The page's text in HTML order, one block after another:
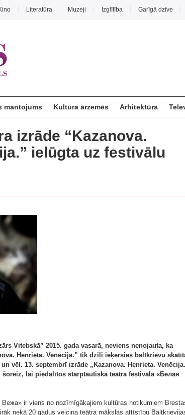
Literatūra Muzeji Izglītība Garīgā dzīve
mantojums Kultūra ārzemēs Arhitektūra
izrāde “Kazanova.
ielūgta uz festivālu
Vitebskā” 2015. gada vasarā, neviens nenojauta, ka
Henrieta. Venēcija.” tik dziļi ieķersies baltkrievu
vēl. 13. septembrī izrāde „Kazanova. Henrieta.
lai piedalītos starptautiskā teātra festivālā «Белая
ir viens no nozīmīgākajiem kultūras notikumiem
nekā 20 gadus veicina teātra mākslas attīstību